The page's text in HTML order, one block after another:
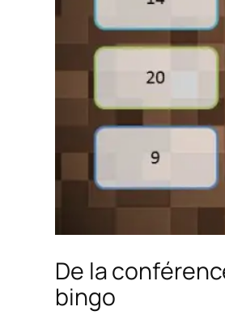
De la
bingo